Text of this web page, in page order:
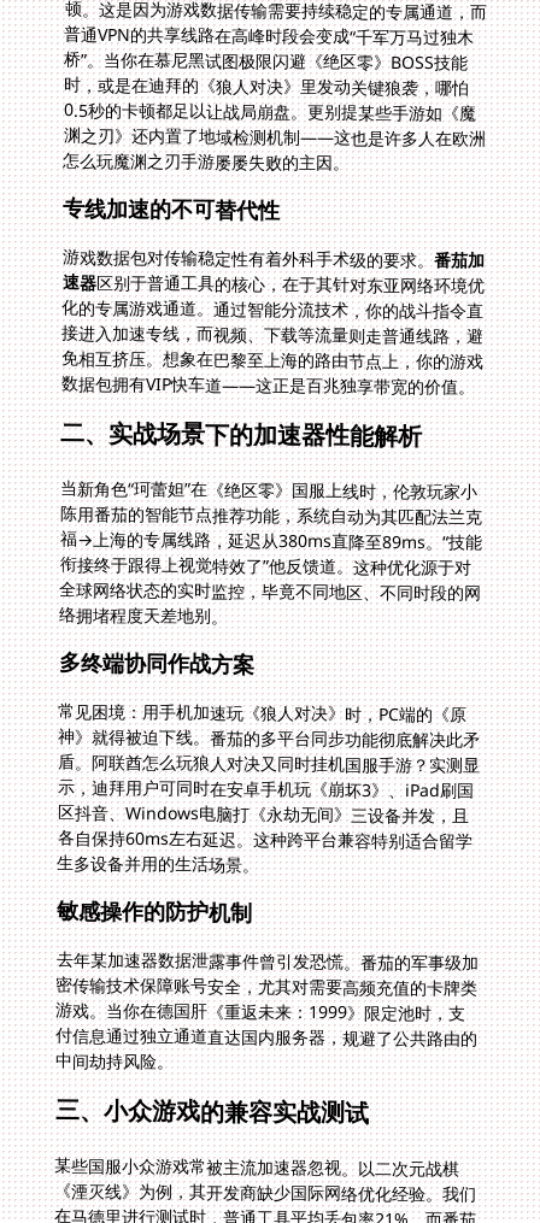
怎么玩魔渊之刃手游屡屡失败的主因。
专线加速的不可替代性
游戏数据包对传输稳定性有着外科手术级的要求。番茄加
速器区别于普通工具的核心，在于其针对东亚网络环境优
化的专属游戏通道。通过智能分流技术，你的战斗指令直
接进入加速专线，而视频、下载等流量则走普通线路，避
免相互挤压。想象在巴黎至上海的路由节点上，你的游戏
数据包拥有VIP快车道——这正是百兆独享带宽的价值。
二、实战场景下的加速器性能解析
当新角色“珂蕾妲”在《绝区零》国服上线时，伦敦玩家小
陈用番茄的智能节点推荐功能，系统自动为其匹配法兰克
福→上海的专属线路，延迟从380ms直降至89ms。“技能
衔接终于跟得上视觉特效了”他反馈道。这种优化源于对
全球网络状态的实时监控，毕竟不同地区、不同时段的网
络拥堵程度天差地别。
多终端协同作战方案
常见困境：用手机加速玩《狼人对决》时，PC端的《原
神》就得被迫下线。番茄的多平台同步功能彻底解决此矛
盾。阿联酋怎么玩狼人对决又同时挂机国服手游？实测显
示，迪拜用户可同时在安卓手机玩《崩坏3》、iPad刷国
区抖音、Windows电脑打《永劫无间》三设备并发，且
各自保持60ms左右延迟。这种跨平台兼容特别适合留学
生多设备并用的生活场景。
敏感操作的防护机制
去年某加速器数据泄露事件曾引发恐慌。番茄的军事级加
密传输技术保障账号安全，尤其对需要高频充值的卡牌类
游戏。当你在德国肝《重返未来：1999》限定池时，支
付信息通过独立通道直达国内服务器，规避了公共路由的
中间劫持风险。
三、小众游戏的兼容实战测试
某些国服小众游戏常被主流加速器忽视。以二次元战棋
《湮灭线》为例，其开发商缺少国际网络优化经验。我们
在马德里进行测试时，普通工具平均丢包率21%，而番茄
通过智能识别游戏协议，自动分配影音/游戏双通道，丢
包率稳定在1.8%以下。同样逻辑适用于策略性强的《狼
人对决》，凌晨三点在阿布扎比的决胜局里，精准的指令